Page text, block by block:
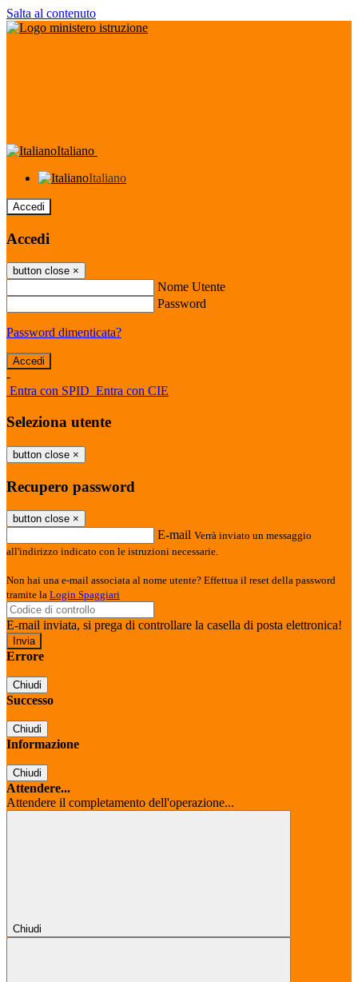
Salta al contenuto
Italiano
Italiano
Accedi
Accedi
button close ×
Nome Utente
Password
Password dimenticata?
-
Entra con SPID Entra con CIE
Seleziona utente
button close ×
Recupero password
button close ×
E-mail Verrà inviato un messaggio
all'indirizzo indicato con le istruzioni necessarie.
Non hai una e-mail associata al nome utente? Effettua il reset della password
tramite la Login Spaggiari
E-mail inviata, si prega di controllare la casella di posta elettronica!
Errore
Chiudi
Successo
Chiudi
Informazione
Chiudi
Attendere...
Attendere il completamento dell'operazione...
Chiudi